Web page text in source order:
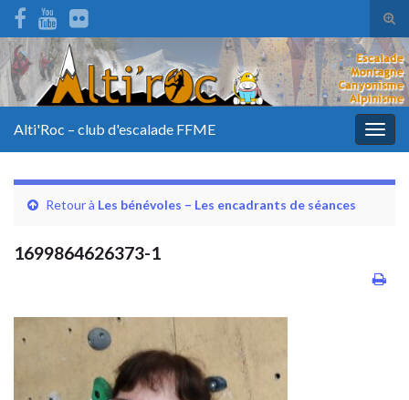
Alti'Roc – club d'escalade FFME
Retour à Les bénévoles – Les encadrants de séances
1699864626373-1